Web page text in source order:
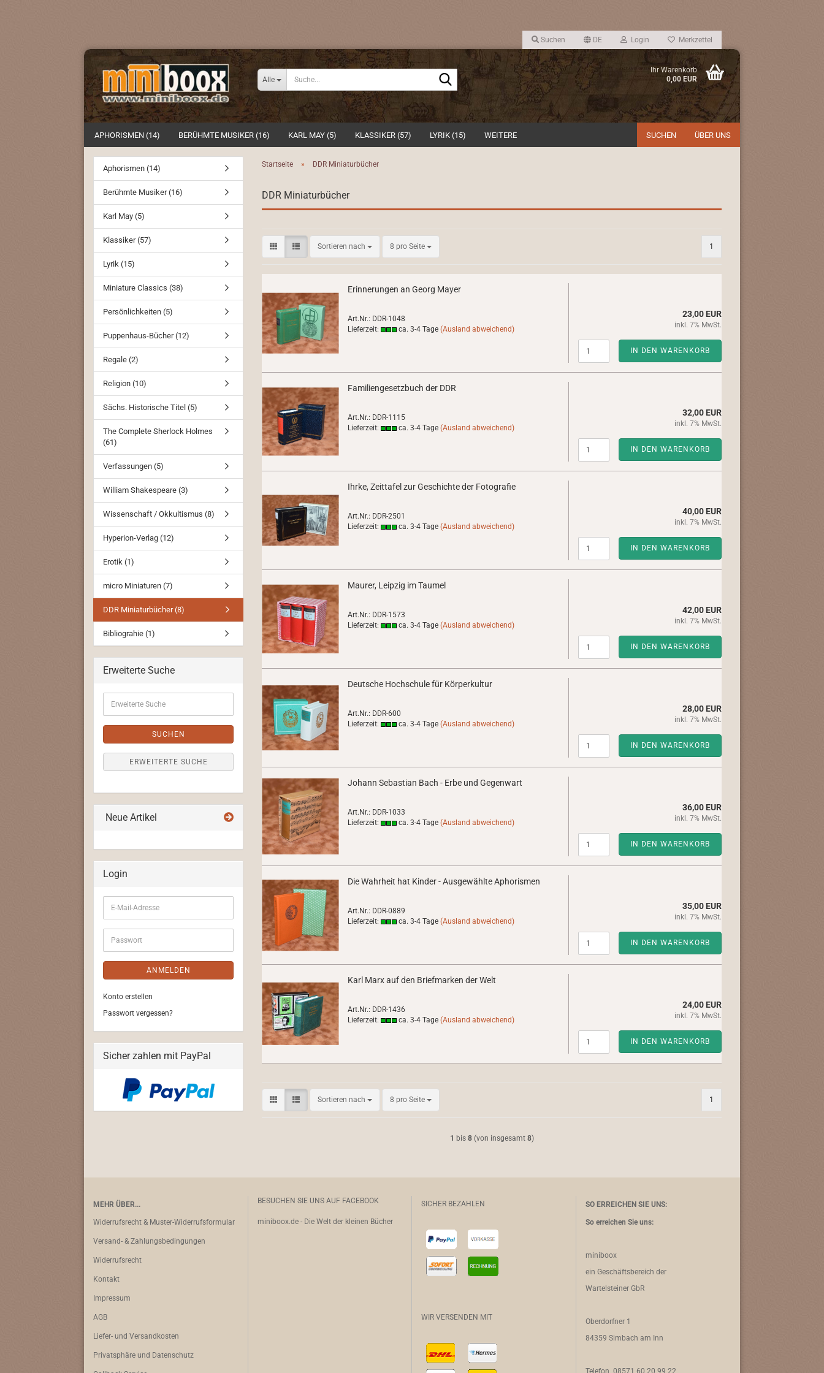
Suchen DE Login Merkzettel
Alle
Suche...
Ihr Warenkorb
0,00 EUR
APHORISMEN (14) BERÜHMTE MUSIKER (16) KARL MAY (5) KLASSIKER (57) LYRIK (15) SUCHEN ÜBER UNS
WEITERE
Startseite » DDR Miniaturbücher
DDR Miniaturbücher
Sortieren nach
Sortieren nach 8 pro Seite
pro Seite 1
Erinnerungen an Georg Mayer
Art.Nr.: DDR-1048
Lieferzeit:
ca. 3-4 Tage (Ausland abweichend)
23,00 EUR
inkl. 7% MwSt.
IN DEN WARENKORB
Familiengesetzbuch der DDR
Art.Nr.: DDR-1115
Lieferzeit:
ca. 3-4 Tage (Ausland abweichend)
32,00 EUR
inkl. 7% MwSt.
IN DEN WARENKORB
Ihrke, Zeittafel zur Geschichte der Fotografie
Art.Nr.: DDR-2501
Lieferzeit:
ca. 3-4 Tage (Ausland abweichend)
40,00 EUR
inkl. 7% MwSt.
IN DEN WARENKORB
Maurer, Leipzig im Taumel
Art.Nr.: DDR-1573
Lieferzeit:
ca. 3-4 Tage (Ausland abweichend)
42,00 EUR
inkl. 7% MwSt.
IN DEN WARENKORB
Deutsche Hochschule für Körperkultur
Art.Nr.: DDR-600
Lieferzeit:
ca. 3-4 Tage (Ausland abweichend)
28,00 EUR
inkl. 7% MwSt.
IN DEN WARENKORB
Johann Sebastian Bach - Erbe und Gegenwart
Art.Nr.: DDR-1033
Lieferzeit:
ca. 3-4 Tage (Ausland abweichend)
36,00 EUR
inkl. 7% MwSt.
IN DEN WARENKORB
Die Wahrheit hat Kinder - Ausgewählte Aphorismen
Art.Nr.: DDR-0889
Lieferzeit:
ca. 3-4 Tage (Ausland abweichend)
35,00 EUR
inkl. 7% MwSt.
IN DEN WARENKORB
Karl Marx auf den Briefmarken der Welt
Art.Nr.: DDR-1436
Lieferzeit:
ca. 3-4 Tage (Ausland abweichend)
24,00 EUR
inkl. 7% MwSt.
IN DEN WARENKORB
Sortieren nach
Sortieren nach 8 pro Seite
pro Seite 1
1 bis 8(von insgesamt 8)
Aphorismen (14)
Berühmte Musiker (16)
Karl May (5)
Klassiker (57)
Lyrik (15)
Miniature Classics (38)
Persönlichkeiten (5)
Puppenhaus-Bücher (12)
Regale (2)
Religion (10)
Sächs. Historische Titel (5)
The Complete Sherlock Holmes
(61)
Verfassungen (5)
William Shakespeare (3)
Wissenschaft / Okkultismus (8)
Hyperion-Verlag (12)
Erotik (1)
micro Miniaturen (7)
DDR Miniaturbücher (8)
Bibliograhie (1)
Erweiterte Suche
Suche
SUCHEN
ERWEITERTE SUCHE
Neue Artikel
Login
E-
Mail-
Adresse
Passwort
ANMELDEN
Konto erstellen
Passwort vergessen?
Sicher zahlen mit PayPal
MEHR ÜBER...
Widerrufsrecht & Muster-Widerrufsformular
Versand- & Zahlungsbedingungen
Widerrufsrecht
Kontakt
Impressum
AGB
Liefer- und Versandkosten
Privatsphäre und Datenschutz
BESUCHEN SIE UNS AUF FACEBOOK
miniboox.de - Die Welt der kleinen Bücher
SICHER BEZAHLEN
WIR VERSENDEN MIT
SO ERREICHEN SIE UNS:
So erreichen Sie uns:
miniboox
ein Geschäftsbereich der
Wartelsteiner GbR
Oberdorfner 1
84359 Simbach am Inn
Telefon 08571 60 20 99 22